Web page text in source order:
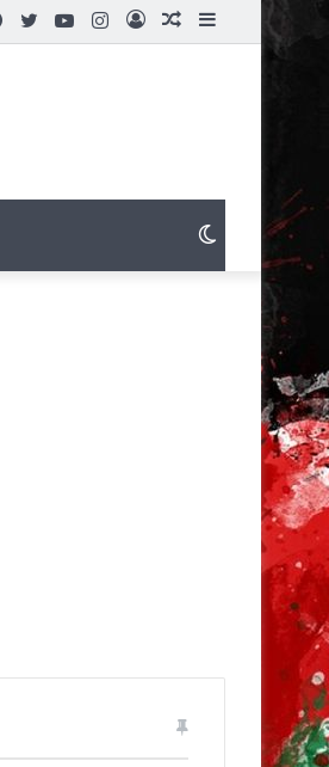
Sidebar
Article
Connexion
Instagram
YouTube
Twitter
Facebook
Switch